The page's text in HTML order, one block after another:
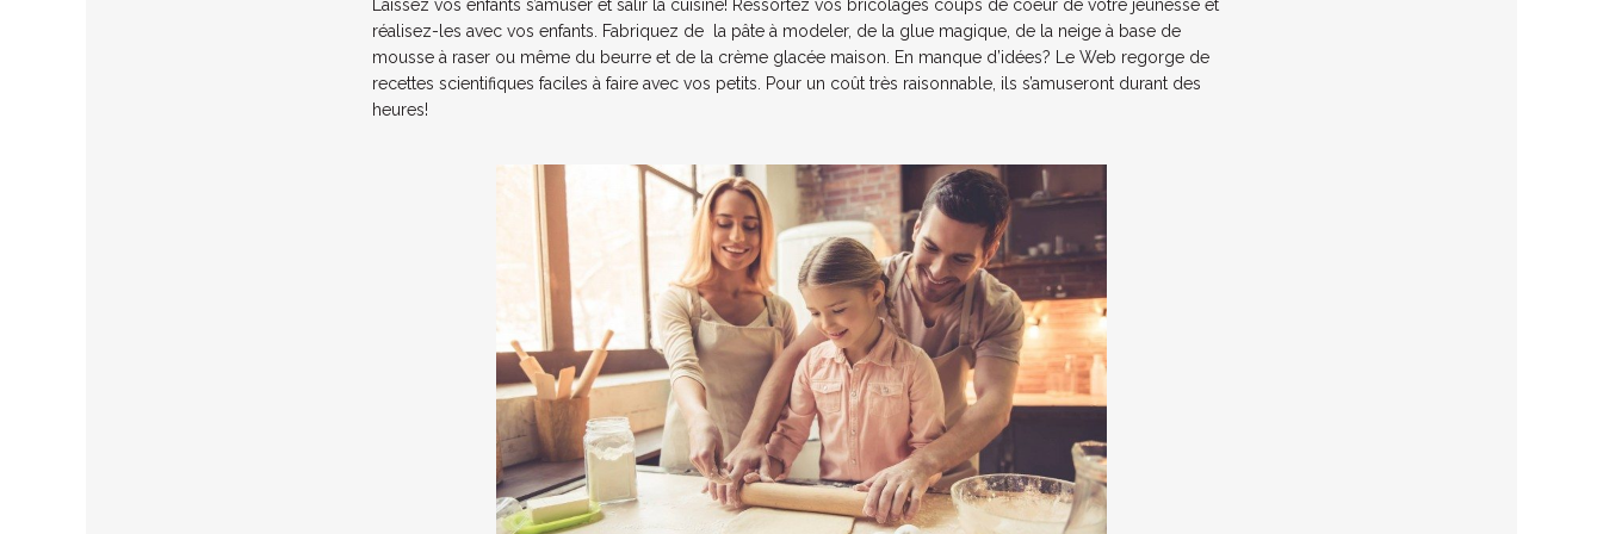
Laissez vos enfants s’amuser et salir la cuisine! Ressortez vos bricolages coups de coeur de votre jeunesse et
réalisez-les avec vos enfants. Fabriquez de la pâte à modeler, de la glue magique, de la neige à base de
mousse à raser ou même du beurre et de la crème glacée maison. En manque d’idées? Le Web regorge de
recettes scientifiques faciles à faire avec vos petits. Pour un coût très raisonnable, ils s’amuseront durant des
heures!